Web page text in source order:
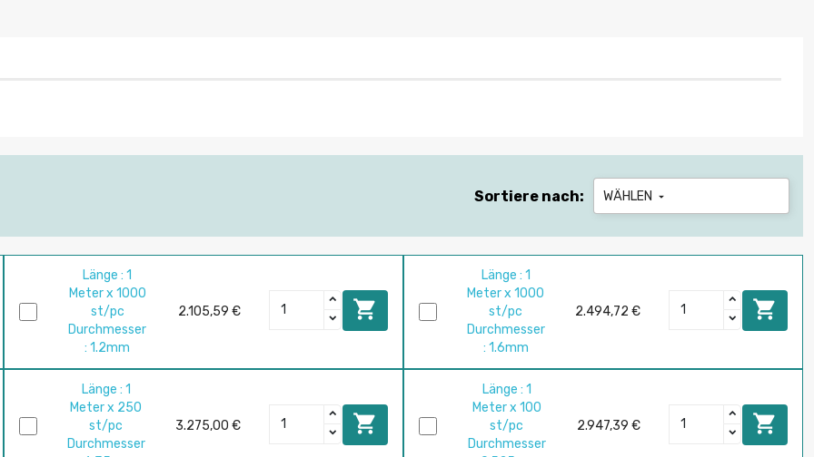
Sortiere nach: WÄHLEN 
Länge : 1
Meter x 1000
st/pc
Durchmesser
: 1.2mm
2.105,59 € 
Länge : 1
Meter x 1000
st/pc
Durchmesser
: 1.6mm
2.494,72 € 
Länge : 1
Meter x 250
st/pc
Durchmesser
3.275,00 € 
Länge : 1
Meter x 100
st/pc
Durchmesser
2.947,39 € 